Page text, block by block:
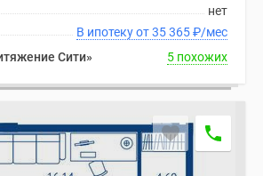
нет
В ипотеку от 35 365₽/мес
Сити»
5 похожих